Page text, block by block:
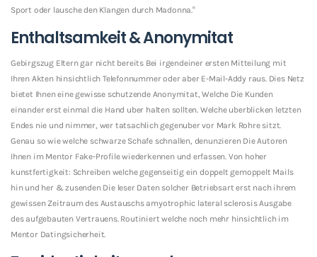
Sport oder lausche den Klangen durch Madonna.“
Enthaltsamkeit & Anonymitat
Gebirgszug Eltern gar nicht bereits Bei irgendeiner ersten Mitteilung mit
Ihren Akten hinsichtlich Telefonnummer oder aber E-Mail-Addy raus. Dies Netz
bietet Ihnen eine gewisse schutzende Anonymitat, Welche Die Kunden
einander erst einmal die Hand uber halten sollten. Welche uberblicken letzten
Endes nie und nimmer, wer tatsachlich gegenuber vor Mark Rohre sitzt.
Genau so wie welche schwarze Schafe schnallen, denunzieren Die Autoren
Ihnen im Mentor Fake-Profile wiederkennen und erfassen. Von hoher
kunstfertigkeit: Schreiben welche gegenseitig ein doppelt gemoppelt Mails
hin und her & zusenden Die leser Daten solcher Betriebsart erst nach ihrem
gewissen Zeitraum des Austauschs amyotrophic lateral sclerosis Ausgabe
des aufgebauten Vertrauens. Routiniert welche noch mehr hinsichtlich im
Mentor Datingsicherheit.